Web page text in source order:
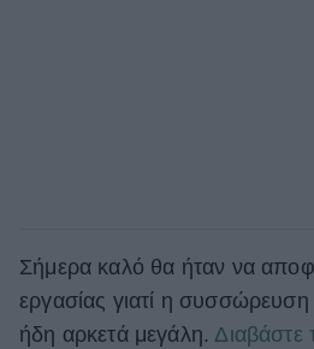
Σήμερα καλό θα ήταν να
εργασίας γιατί η
ήδη αρκετά μεγάλη.Διαβάστε